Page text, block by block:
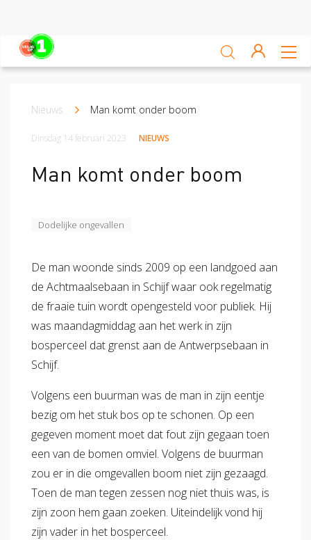
Ga zelf aan de slag
Leren van ongevallen
Nieuws
Veilig op 1 week 2020
Sluiten
Kruimelpad
Nieuws Man komt onder boom
Dinsdag 14 februari 2023 NIEUWS
Man komt onder boom
Dodelijke ongevallen
De man woonde sinds 2009 op een landgoed aan
de Achtmaalsebaan in Schijf waar ook regelmatig
de fraaie tuin wordt opengesteld voor publiek. Hij
was maandagmiddag aan het werk in zijn
bosperceel dat grenst aan de Antwerpsebaan in
Schijf.
Volgens een buurman was de man in zijn eentje
bezig om het stuk bos op te schonen. Op een
gegeven moment moet dat fout zijn gegaan toen
een van de bomen omviel. Volgens de buurman
zou er in die omgevallen boom niet zijn gezaagd.
Toen de man tegen zessen nog niet thuis was, is
zijn zoon hem gaan zoeken. Uiteindelijk vond hij
zijn vader in het bosperceel.